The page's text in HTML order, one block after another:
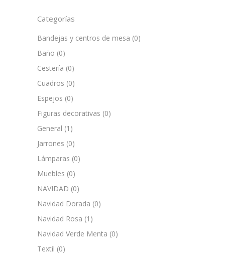
Categorías
Bandejas y centros de mesa (0)
Baño (0)
Cestería (0)
Cuadros (0)
Espejos (0)
Figuras decorativas (0)
General (1)
Jarrones (0)
Lámparas (0)
Muebles (0)
NAVIDAD (0)
Navidad Dorada (0)
Navidad Rosa (1)
Navidad Verde Menta (0)
Textil (0)